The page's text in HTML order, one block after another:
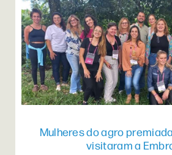
Mulheres do agro
visitaram a